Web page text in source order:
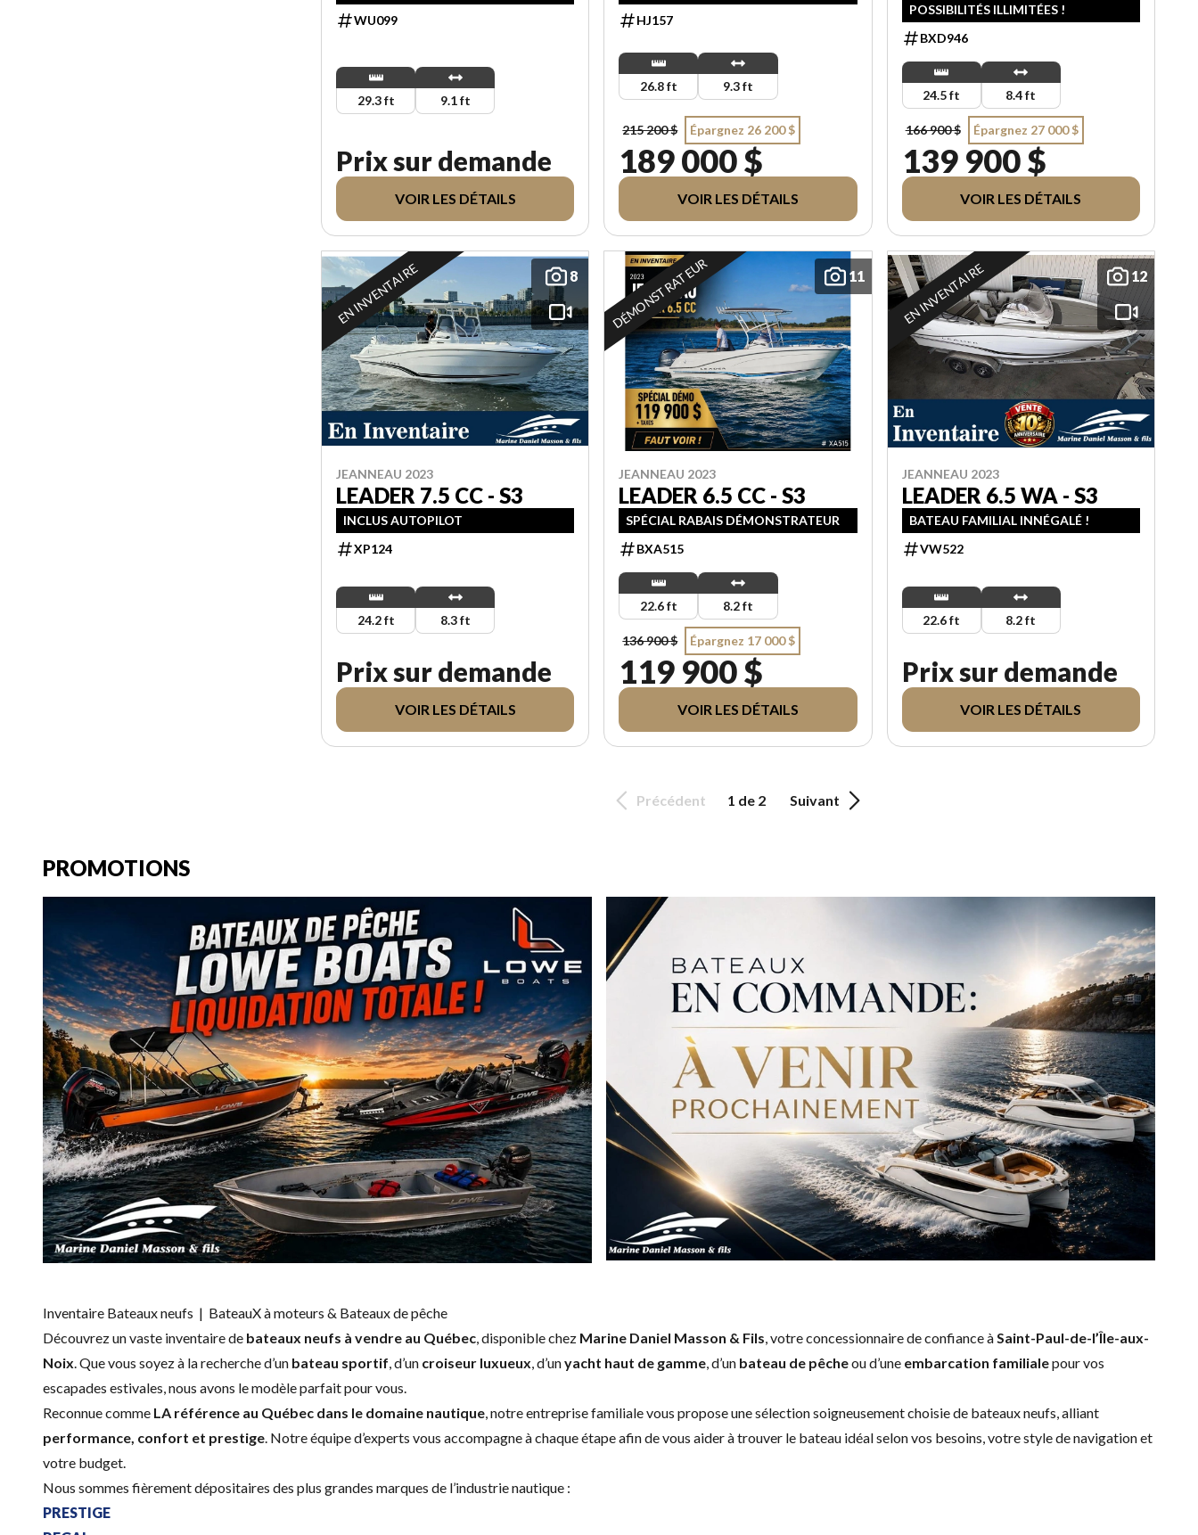
WU099
29.3 ft 9.1 ft
Prix sur demande
VOIR LES DÉTAILS
HJ157
26.8 ft 9.3 ft
215 200 $ Épargnez 26 200 $
189 000 $
VOIR LES DÉTAILS
POSSIBILITÉS ILLIMITÉES !
BXD946
24.5 ft 8.4 ft
166 900 $ Épargnez 27 000 $
139 900 $
VOIR LES DÉTAILS
8
EN INVENTAIRE
JEANNEAU 2023
LEADER 7.5 CC - S3
INCLUS AUTOPILOT
XP124
24.2 ft 8.3 ft
Prix sur demande
VOIR LES DÉTAILS
11
DÉMONSTRATEUR
JEANNEAU 2023
LEADER 6.5 CC - S3
SPÉCIAL RABAIS DÉMONSTRATEUR
BXA515
22.6 ft 8.2 ft
136 900 $ Épargnez 17 000 $
119 900 $
VOIR LES DÉTAILS
12
EN INVENTAIRE
JEANNEAU 2023
LEADER 6.5 WA - S3
BATEAU FAMILIAL INNÉGALÉ !
VW522
22.6 ft 8.2 ft
Prix sur demande
VOIR LES DÉTAILS
Précédent 1 de 2 Suivant
PROMOTIONS
Inventaire Bateaux neufs | BateauX à moteurs & Bateaux de pêche
Découvrez un vaste inventaire de bateaux neufs à vendre au Québec, disponible chez Marine Daniel Masson & Fils, votre concessionnaire de confiance àSaint-Paul-de-l’Île-aux-
Noix. Que vous soyez à la recherche d’un bateau sportif, d’un croiseur luxueux, d’unyacht haut de gamme, d’un bateau de pêcheou d’une embarcation familialepour vos
escapades estivales, nous avons le modèle parfait pour vous.
Reconnue comme LA référence au Québec dans le domaine nautique, notre entreprise familiale vous propose une sélection soigneusement choisie de bateaux neufs, alliant
performance, confort et prestige. Notre équipe d’experts vous accompagne à chaque étape afin de vous aider à trouver le bateau idéal selon vos besoins, votre style de navigation et
votre budget.
Nous sommes fièrement dépositaires des plus grandes marques de l’industrie nautique :
PRESTIGE